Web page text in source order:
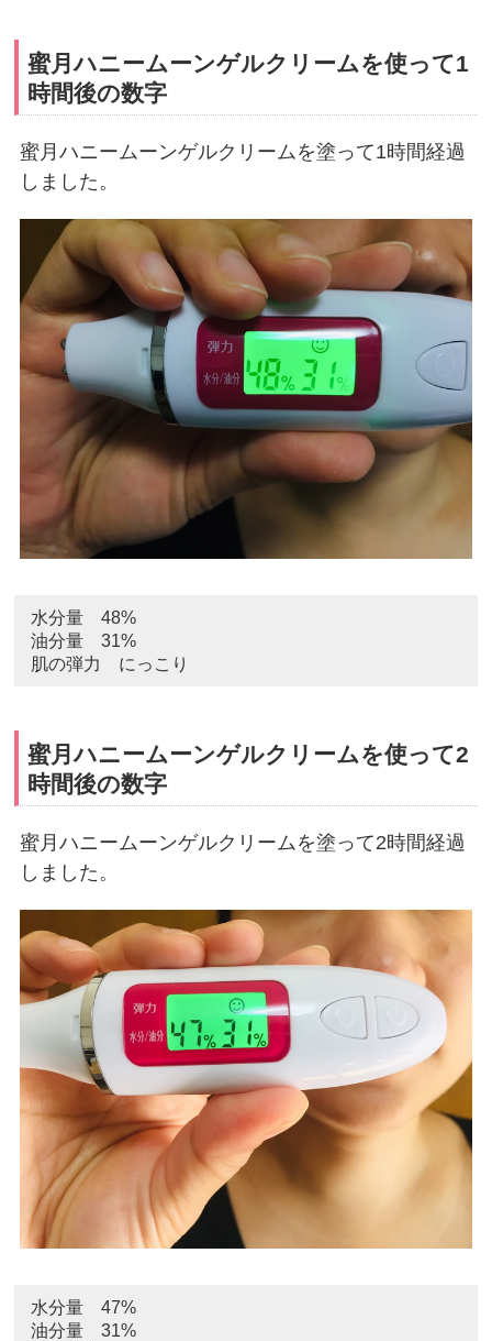
蜜月ハニームーンゲルクリームを使って1
時間後の数字
蜜月ハニームーンゲルクリームを塗って1時間経過
しました。
水分量 48%
油分量 31%
肌の弾力 にっこり
蜜月ハニームーンゲルクリームを使って2
時間後の数字
蜜月ハニームーンゲルクリームを塗って2時間経過
しました。
水分量 47%
油分量 31%